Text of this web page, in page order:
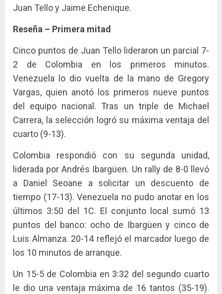
Juan Tello y Jaime Echenique.
Reseña – Primera mitad
Cinco puntos de Juan Tello lideraron un parcial 7-
2 de Colombia en los primeros minutos.
Venezuela lo dio vuelta de la mano de Gregory
Vargas, quien anotó los primeros nueve puntos
del equipo nacional. Tras un triple de Michael
Carrera, la selección logró su máxima ventaja del
cuarto (9-13).
Colombia respondió con su segunda unidad,
liderada por Andrés Ibargüen. Un rally de 8-0 llevó
a Daniel Seoane a solicitar un descuento de
tiempo (17-13). Venezuela no pudo anotar en los
últimos 3:50 del 1C. El conjunto local sumó 13
puntos del banco: ocho de Ibargüen y cinco de
Luis Almanza. 20-14 reflejó el marcador luego de
los 10 minutos de arranque.
Un 15-5 de Colombia en 3:32 del segundo cuarto
le dio una ventaja máxima de 16 tantos (35-19).